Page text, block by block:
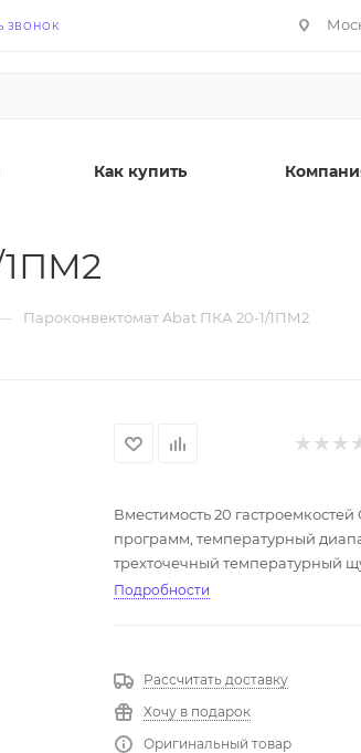
ЗВОНОК
Как купить
1ПМ2
Пароконвектомат Abat ПКА 20-1/1ПМ2
Вместимость 20 гастроемкостей
программ, температурный
трехточечный температурный
парогенератор.
Подробности
Рассчитать доставку
Хочу в подарок
Оригинальный товар